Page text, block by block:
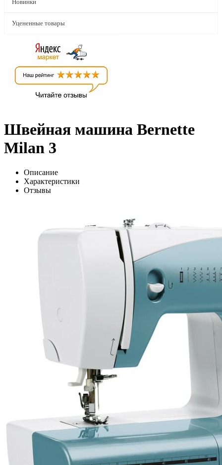
Новинки
Уцененные товары
Швейная машина Bernette
Milan 3
Описание
Характеристики
Отзывы